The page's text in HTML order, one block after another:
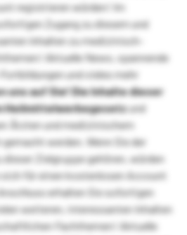
registrieren würden! Im
Zugang zu diesem und
Inhalten zu medizinisch-
Aktuelle News, spannende
und vieles mehr
uns auf Sie!Die Inhalte dieser
Heilmittelwerbegesetzund
Ärzten und medizinischem
werden. Wenn Sie der
Zielgruppe gehören, würden
für einen kostenlosen Account
erhalten Sie sofortigen
weiteren, interessanten Inhalten
Fachthemen! Aktuelle